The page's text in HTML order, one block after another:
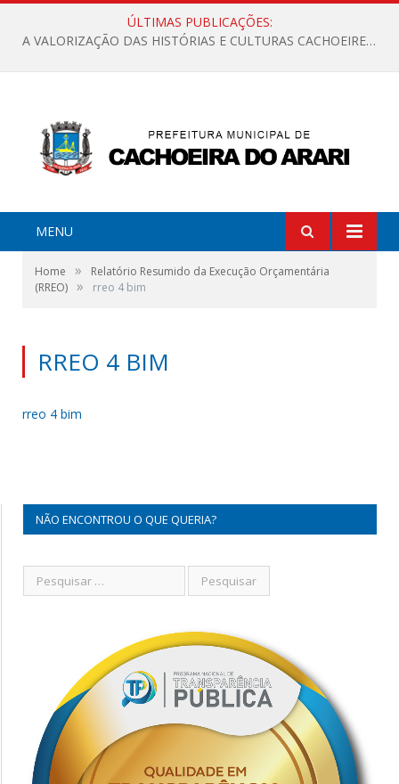
ÚLTIMAS PUBLICAÇÕES:
A VALORIZAÇÃO DAS HISTÓRIAS E CULTURAS CACHOEIRENSES
MENU
Home »
Relatório Resumido da Execução Orçamentária
(RREO) » rreo 4 bim
RREO 4 BIM
rreo 4 bim
NÃO ENCONTROU O QUE QUERIA?